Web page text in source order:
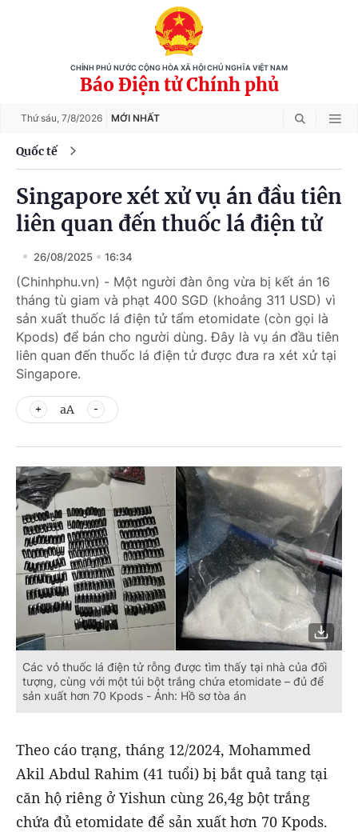
CHÍNH PHỦ NƯỚC CỘNG HÒA XÃ HỘI CHỦ NGHĨA VIỆT NAM
Báo Điện tử Chính phủ
Thứ sáu, 7/8/2026 MỚI NHẤT
Quốc tế
Singapore xét xử vụ án đầu tiên
liên quan đến thuốc lá điện tử
26/08/2025 16:34
(Chinhphu.vn) - Một người đàn ông vừa bị kết án 16
tháng tù giam và phạt 400 SGD (khoảng 311 USD) vì
sản xuất thuốc lá điện tử tẩm etomidate (còn gọi là
Kpods) để bán cho người dùng. Đây là vụ án đầu tiên
liên quan đến thuốc lá điện tử được đưa ra xét xử tại
Singapore.
aA
Các vỏ thuốc lá điện tử rỗng được tìm thấy tại nhà của đối
tượng, cùng với một túi bột trắng chứa etomidate – đủ để
sản xuất hơn 70 Kpods - Ảnh: Hồ sơ tòa án
Theo cáo trạng, tháng 12/2024, Mohammed
Akil Abdul Rahim (41 tuổi) bị bắt quả tang tại
căn hộ riêng ở Yishun cùng 26,4g bột trắng
chứa đủ etomidate để sản xuất hơn 70 Kpods.